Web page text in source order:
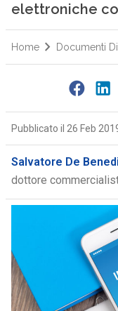
elettroniche
Home Documenti
Pubblicato il 26 Feb
Salvatore De
dottore